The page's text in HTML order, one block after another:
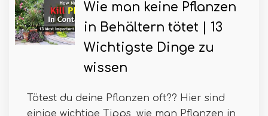
Wie man keine Pflanzen
in Behältern tötet | 13
Wichtigste Dinge zu
wissen
Tötest du deine Pflanzen oft?? Hier sind
einige wichtige Tipps, wie man Pflanzen in